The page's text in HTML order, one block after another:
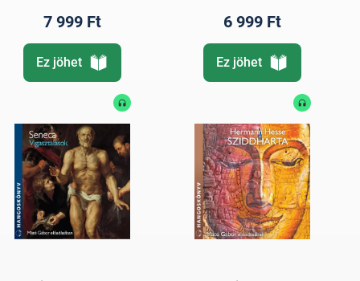
7 999 Ft
Ez jöhet
6 999 Ft
Ez jöhet